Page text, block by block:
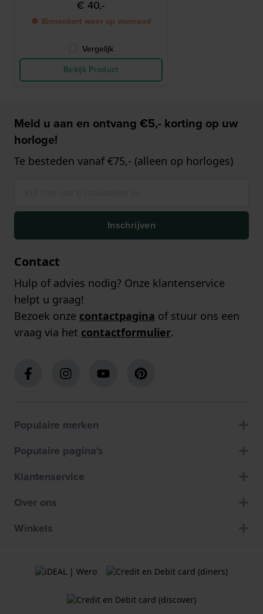
€ 40,-
● Binnenkort weer op voorraad
Vergelijk
Bekijk Product
Meld u aan en ontvang €5,- korting op uw
horloge!
Te besteden vanaf €75,- (alleen op horloges)
Inschrijven
Contact
Hulp of advies nodig? Onze klantenservice
helpt u graag!
Bezoek onze contactpagina of stuur ons een
vraag via het contactformulier.
Populaire merken
Populaire pagina's
Klantenservice
Over ons
Winkels